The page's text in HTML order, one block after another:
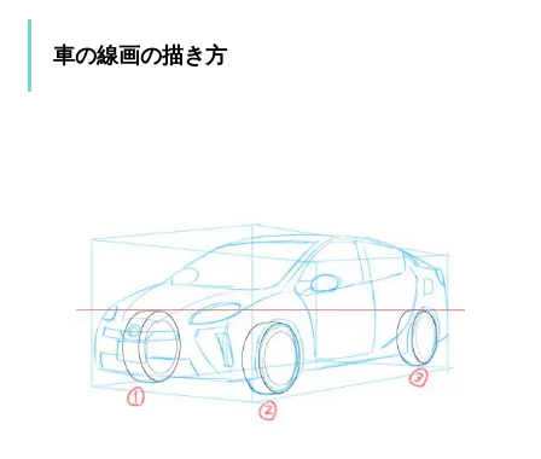
車の線画の描き方